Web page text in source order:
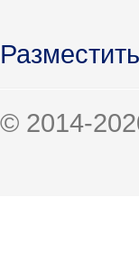
© 2014-